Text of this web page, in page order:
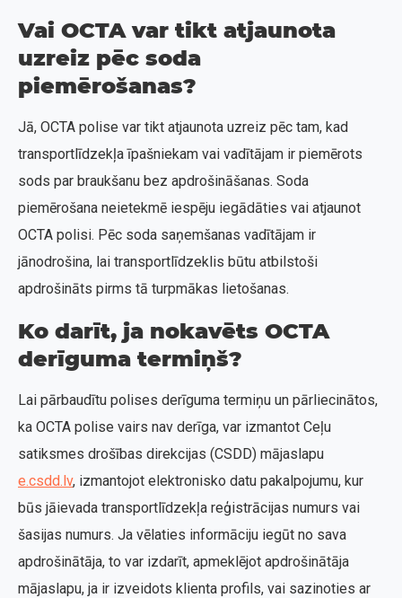
Vai OCTA var tikt atjaunota
uzreiz pēc soda
piemērošanas?
Jā, OCTA polise var tikt atjaunota uzreiz pēc tam, kad
transportlīdzekļa īpašniekam vai vadītājam ir piemērots
sods par braukšanu bez apdrošināšanas. Soda
piemērošana neietekmē iespēju iegādāties vai atjaunot
OCTA polisi. Pēc soda saņemšanas vadītājam ir
jānodrošina, lai transportlīdzeklis būtu atbilstoši
apdrošināts pirms tā turpmākas lietošanas.
Ko darīt, ja nokavēts OCTA
derīguma termiņš?
Lai pārbaudītu polises derīguma termiņu un pārliecinātos,
ka OCTA polise vairs nav derīga, var izmantot Ceļu
satiksmes drošības direkcijas (CSDD) mājaslapu
e.csdd.lv, izmantojot elektronisko datu pakalpojumu, kur
būs jāievada transportlīdzekļa reģistrācijas numurs vai
šasijas numurs. Ja vēlaties informāciju iegūt no sava
apdrošinātāja, to var izdarīt, apmeklējot apdrošinātāja
mājaslapu, ja ir izveidots klienta profils, vai sazinoties ar